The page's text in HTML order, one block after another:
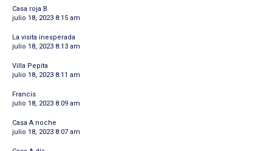
Casa roja B
julio 18, 2023 8:15 am
La visita inesperada
julio 18, 2023 8:13 am
Villa Pepita
julio 18, 2023 8:11 am
Francis
julio 18, 2023 8:09 am
Casa A noche
julio 18, 2023 8:07 am